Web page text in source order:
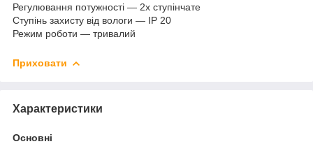
Регулювання потужності — 2х ступінчате
Ступінь захисту від вологи — ІР 20
Режим роботи — тривалий
Приховати
Характеристики
Основні